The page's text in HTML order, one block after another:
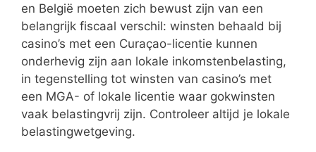
en België moeten zich bewust zijn van een
belangrijk fiscaal verschil: winsten behaald bij
casino’s met een Curaçao-licentie kunnen
onderhevig zijn aan lokale inkomstenbelasting,
in tegenstelling tot winsten van casino’s met
een MGA- of lokale licentie waar gokwinsten
vaak belastingvrij zijn. Controleer altijd je lokale
belastingwetgeving.